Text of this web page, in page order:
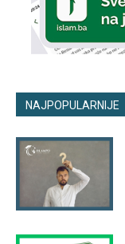
NAJPOPULARNIJE